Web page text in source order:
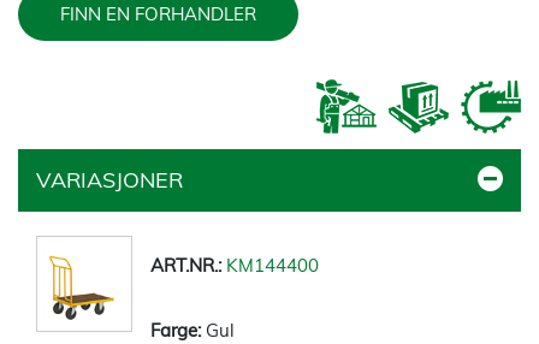
FINN EN FORHANDLER
VARIASJONER
KM144400
Gul